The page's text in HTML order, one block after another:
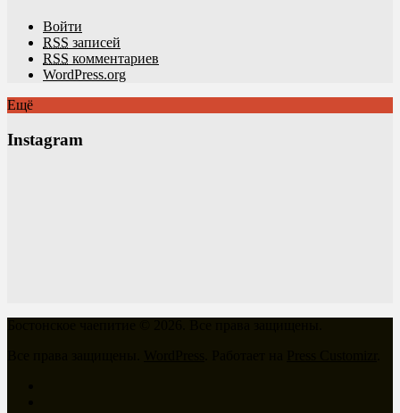
Войти
RSS записей
RSS комментариев
WordPress.org
Ещё
Instagram